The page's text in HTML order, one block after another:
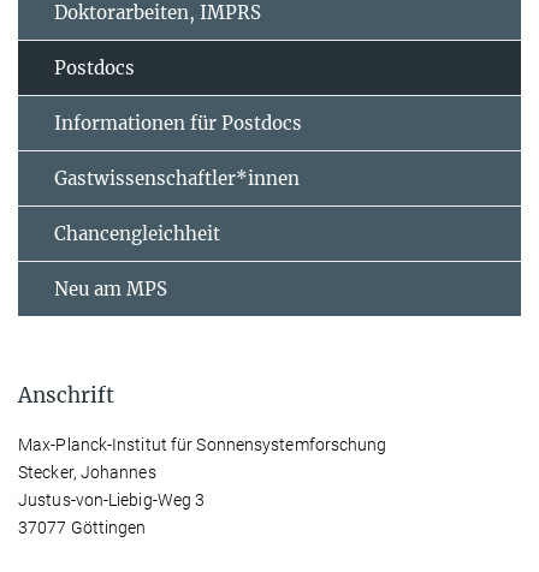
Doktorarbeiten, IMPRS
Postdocs
Informationen für Postdocs
Gastwissenschaftler*innen
Chancengleichheit
Neu am MPS
Anschrift
Max-Planck-Institut für Sonnensystemforschung
Stecker, Johannes
Justus-von-Liebig-Weg 3
37077 Göttingen